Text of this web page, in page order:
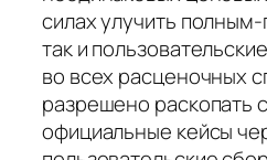
силах улучить
так и
во всех расценочных
разрешено раскопать
официальные кейсы